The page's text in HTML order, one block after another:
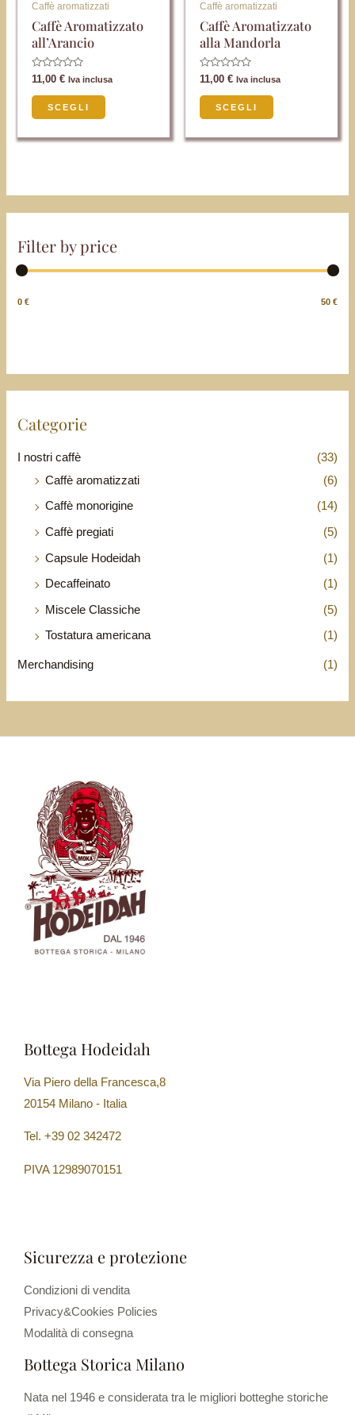
Filter by price
0 € 50 €
Categorie
I nostri caffè
(33)
Caffè aromatizzati
(6)
Caffè monorigine (14)
Caffè pregiati (5)
Capsule Hodeidah (1)
Decaffeinato (1)
Miscele Classiche (5)
Tostatura americana (1)
Merchandising (1)
Caffè aromatizzati
Caffè Aromatizzato
all’Arancio
Valutato
su
11,00 € Iva inclusa
SCEGLI
essere
pagina
Caffè aromatizzati
Caffè Aromatizzato
alla Mandorla
Valutato
su
11,00 € Iva inclusa
SCEGLI
essere
scelte
pagina
Bottega Hodeidah
Via Piero della Francesca,8
20154 Milano - Italia
Tel. +39 02 342472
PIVA 12989070151
Sicurezza e protezione
Condizioni di vendita
Privacy&Cookies Policies
Modalità di consegna
Bottega Storica Milano
Nata nel 1946 e considerata tra le migliori botteghe storiche